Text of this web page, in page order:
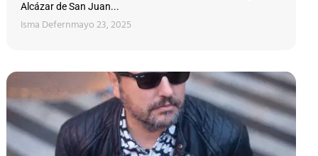
Alcázar de San Juan...
Isma Defernmayo 23, 2025